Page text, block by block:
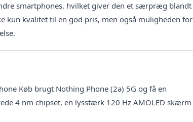
smartphones, hvilket giver den et særpræg blandt
kun kvalitet til en god pris, men også muligheden for
Køb brugt Nothing Phone (2a) 5G og få en
4 nm chipset, en lysstærk 120 Hz AMOLED skærm